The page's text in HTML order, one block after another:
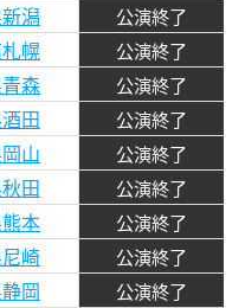
潟
公演終了
幌
公演終了
森
公演終了
田
公演終了
山
公演終了
田
公演終了
本
公演終了
崎
公演終了
岡
公演終了